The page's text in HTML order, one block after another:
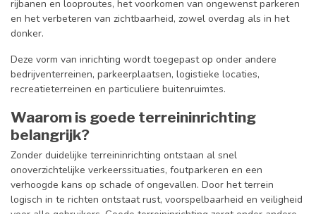
rijbanen en looproutes, het voorkomen van ongewenst parkeren
en het verbeteren van zichtbaarheid, zowel overdag als in het
donker.
Deze vorm van inrichting wordt toegepast op onder andere
bedrijventerreinen, parkeerplaatsen, logistieke locaties,
recreatieterreinen en particuliere buitenruimtes.
Waarom is goede terreininrichting
belangrijk?
Zonder duidelijke terreininrichting ontstaan al snel
onoverzichtelijke verkeerssituaties, foutparkeren en een
verhoogde kans op schade of ongevallen. Door het terrein
logisch in te richten ontstaat rust, voorspelbaarheid en veiligheid